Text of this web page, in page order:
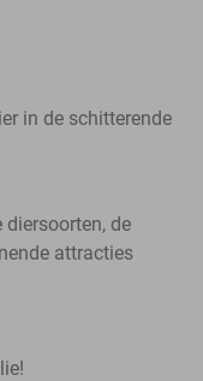
in de schitterende
diersoorten, de
attracties